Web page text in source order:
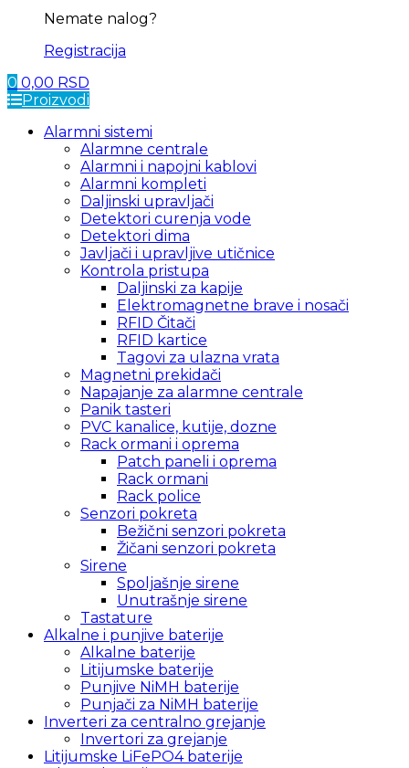
Nemate nalog?
Registracija
0 0,00 RSD
Proizvodi
Alarmni sistemi
Alarmne centrale
Alarmni i napojni kablovi
Alarmni kompleti
Daljinski upravljači
Detektori curenja vode
Detektori dima
Javljači i upravljive utičnice
Kontrola pristupa
Daljinski za kapije
Elektromagnetne brave i nosači
RFID Čitači
RFID kartice
Tagovi za ulazna vrata
Magnetni prekidači
Napajanje za alarmne centrale
Panik tasteri
PVC kanalice, kutije, dozne
Rack ormani i oprema
Patch paneli i oprema
Rack ormani
Rack police
Senzori pokreta
Bežični senzori pokreta
Žičani senzori pokreta
Sirene
Spoljašnje sirene
Unutrašnje sirene
Tastature
Alkalne i punjive baterije
Alkalne baterije
Litijumske baterije
Punjive NiMH baterije
Punjači za NiMH baterije
Inverteri za centralno grejanje
Invertori za grejanje
Litijumske LiFePO4 baterije